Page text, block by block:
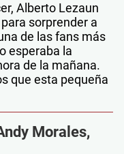
Alberto Lezaun
sorprender a
de las fans más
esperaba la
de la mañana.
que esta pequeña
Morales,